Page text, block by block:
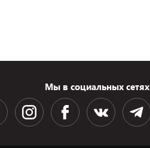
Мы в социальных сетях